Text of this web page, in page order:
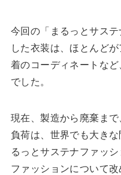
今回の「まるっとサス
した衣装は、ほとんど
着のコーディネートな
でした。
現在、製造から廃棄ま
負荷は、世界でも大き
るっとサステナファッ
ファッションについて